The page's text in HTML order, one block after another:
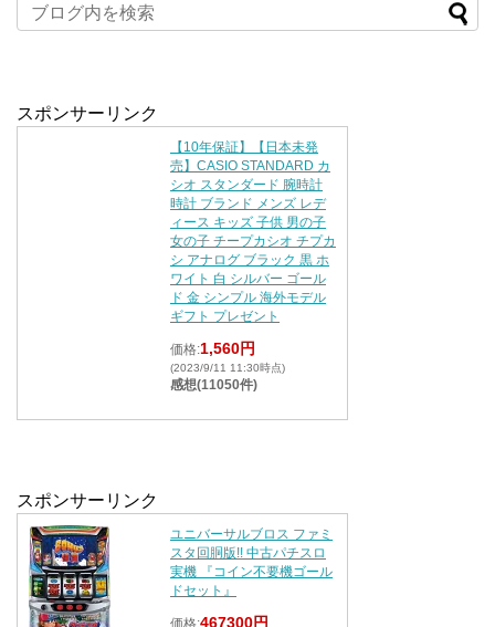
スポンサーリンク
【10年保証】【日本未発
売】CASIO STANDARD カ
シオ スタンダード 腕時計
時計 ブランド メンズ レデ
ィース キッズ 子供 男の子
女の子 チープカシオ チプカ
シ アナログ ブラック 黒 ホ
ワイト 白 シルバー ゴール
ド 金 シンプル 海外モデル
ギフト プレゼント
価格:1,560円
(2023/9/11 11:30時点)
感想(11050件)
スポンサーリンク
ユニバーサルブロス ファミ
スタ回胴版!! 中古パチスロ
実機 『コイン不要機ゴール
ドセット』
価格:467300円